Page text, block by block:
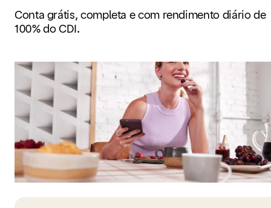
Conta grátis, completa e com rendimento diário de
100% do CDI.